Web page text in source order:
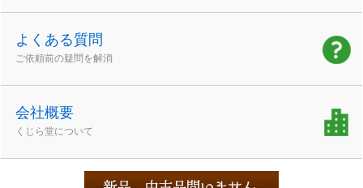
よくある質問
ご依頼前の疑問を解消
会社概要
くじら堂について